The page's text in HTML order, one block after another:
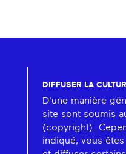
DIFFUSER LA
D'une manière
site sont soumis
(copyright).
indiqué, vous